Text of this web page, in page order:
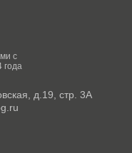
с
года
д.19, стр. 3А